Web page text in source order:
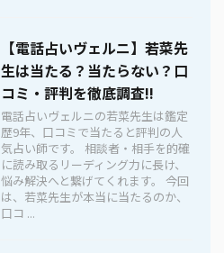
【電話占いヴェルニ】若菜先
生は当たる？当たらない？口
コミ・評判を徹底調査!!
電話占いヴェルニの若菜先生は鑑定
歴9年、口コミで当たると評判の人
気占い師です。 相談者・相手を的確
に読み取るリーディング力に長け、
悩み解決へと繋げてくれます。 今回
は、若菜先生が本当に当たるのか、
口コ ...